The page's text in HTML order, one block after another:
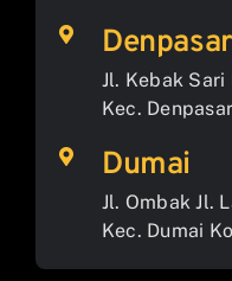
Jl. Kebak Sari
Kec.
Dumai
Jl. Ombak Jl.
Kec. Dumai